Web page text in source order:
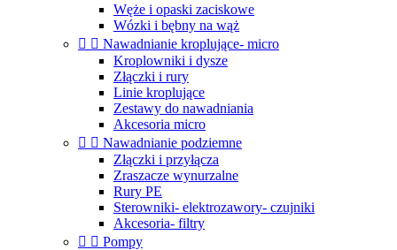
Węże i opaski zaciskowe
Wózki i bębny na wąż
  Nawadnianie kroplujące- micro
Kroplowniki i dysze
Złączki i rury
Linie kroplujące
Zestawy do nawadniania
Akcesoria micro
  Nawadnianie podziemne
Złączki i przyłącza
Zraszacze wynurzalne
Rury PE
Sterowniki- elektrozawory- czujniki
Akcesoria- filtry
  Pompy